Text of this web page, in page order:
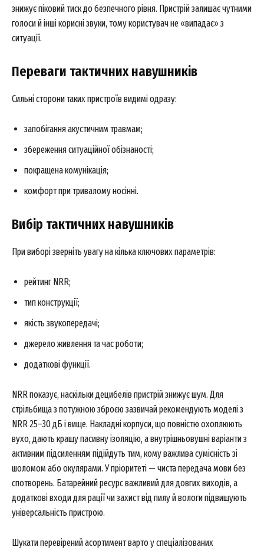
знижує піковий тиск до безпечного рівня. Пристрій залишає чутними
голоси й інші корисні звуки, тому користувач не «випадає» з
ситуації.
Переваги тактичних навушників
Сильні сторони таких пристроїв видимі одразу:
запобігання акустичним травмам;
збереження ситуаційної обізнаності;
покращена комунікація;
комфорт при тривалому носінні.
Вибір тактичних навушників
При виборі зверніть увагу на кілька ключових параметрів:
рейтинг NRR;
тип конструкції;
якість звукопередачі;
джерело живлення та час роботи;
додаткові функції.
NRR показує, наскільки децибелів пристрій знижує шум. Для
стрільбища з потужною зброєю зазвичай рекомендують моделі з
NRR 25–30 дБ і вище. Накладні корпуси, що повністю охоплюють
вухо, дають кращу пасивну ізоляцію, а внутрішньовушні варіанти з
активним підсиленням підійдуть тим, кому важлива сумісність зі
шоломом або окулярами. У пріоритеті — чиста передача мови без
спотворень. Батарейний ресурс важливий для довгих виходів, а
додаткові входи для рації чи захист від пилу й вологи підвищують
універсальність пристрою.
Шукати перевірений асортимент варто у спеціалізованих